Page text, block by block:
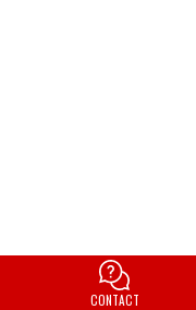
CONTACT